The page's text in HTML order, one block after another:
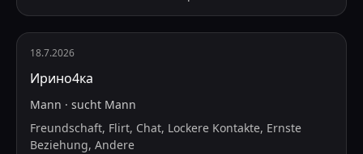
18.7.2026
Ирино4ка
Mann · sucht Mann
Freundschaft, Flirt, Chat, Lockere Kontakte, Ernste
Beziehung, Andere